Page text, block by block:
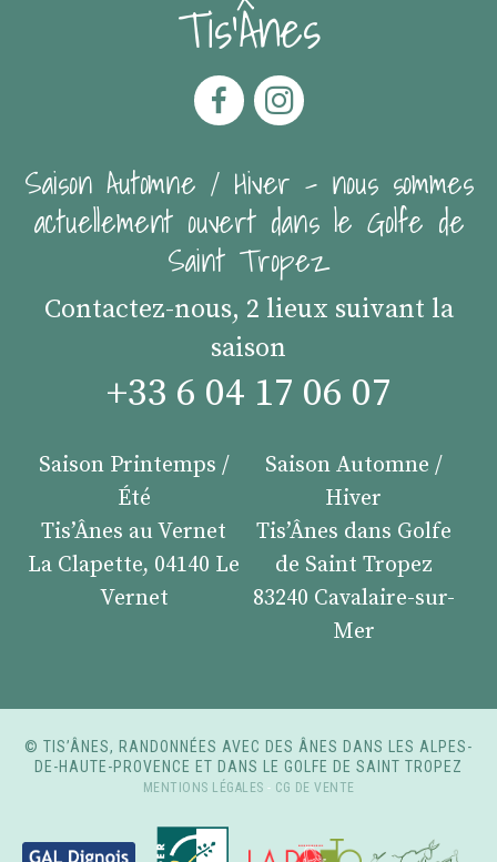
Tis'Ânes
Saison Automne / Hiver - nous sommes
actuellement ouvert dans le Golfe de
Saint Tropez
Contactez-nous, 2 lieux suivant la
saison
+33 6 04 17 06 07
Saison Printemps /
Été
Tis’Ânes au Vernet
La Clapette, 04140 Le
Vernet
Saison Automne /
Hiver
Tis’Ânes dans Golfe
de Saint Tropez
83240 Cavalaire-sur-
Mer
© TIS’ÂNES, RANDONNÉES AVEC DES ÂNES DANS LES ALPES-
DE-HAUTE-PROVENCE ET DANS LE GOLFE DE SAINT TROPEZ
MENTIONS LÉGALES - CG DE VENTE